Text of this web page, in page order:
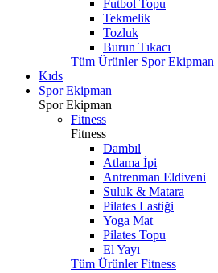
Futbol Topu
Tekmelik
Tozluk
Burun Tıkacı
Tüm Ürünler Spor Ekipman
Kıds
Spor Ekipman
Spor Ekipman
Fitness
Fitness
Dambıl
Atlama İpi
Antrenman Eldiveni
Suluk & Matara
Pilates Lastiği
Yoga Mat
Pilates Topu
El Yayı
Tüm Ürünler Fitness